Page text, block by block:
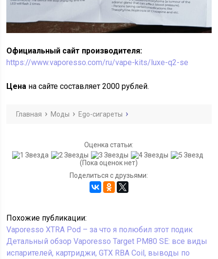
Официальный сайт производителя:
https://www.vaporesso.com/ru/vape-kits/luxe-q2-se
Цена на сайте составляет 2000 рублей.
Главная Моды Ego-сигареты
Оценка статьи:
(Пока оценок нет)
Поделиться с друзьями:
Похожие публикации:
Vaporesso XTRA Pod – за что я полюбил этот подик
Детальный обзор Vaporesso Target PM80 SE: все виды
испарителей, картриджи, GTX RBA Coil, выводы по